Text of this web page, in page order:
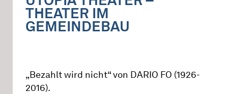
THEATER IM
GEMEINDEBAU
„Bezahlt wird nicht“ von DARIO FO (1926-
2016).